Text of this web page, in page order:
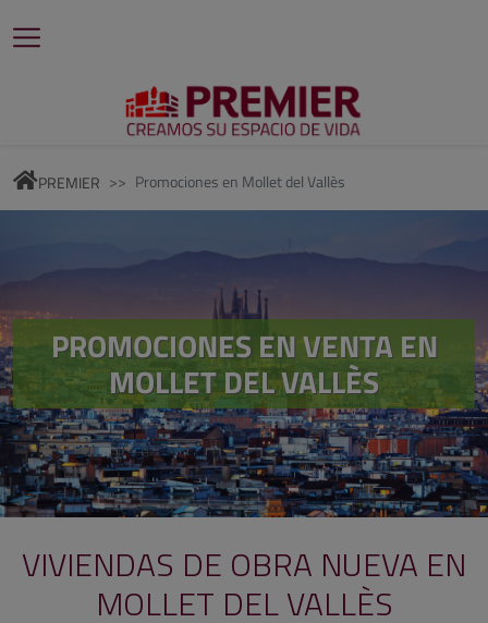
PREMIER Promociones en Mollet del Vallès
PROMOCIONES EN VENTA EN
MOLLET DEL VALLÈS
VIVIENDAS DE OBRA NUEVA EN
MOLLET DEL VALLÈS